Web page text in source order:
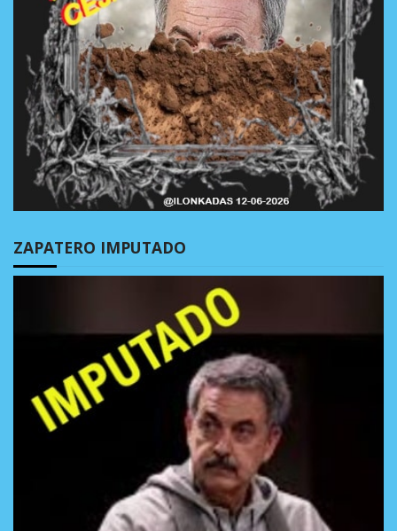
ZAPATERO IMPUTADO